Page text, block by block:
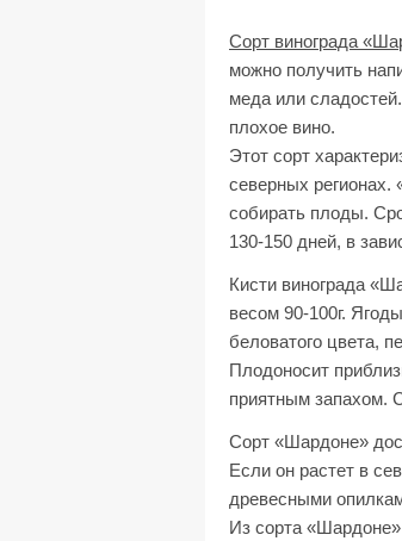
Сорт винограда
можно получить
меда или
плохое вино.
Этот сорт
северных регионах.
собирать плоды.
130-150 дней, в
Кисти винограда
весом 90-100г.
беловатого цвета,
Плодоносит
приятным запахом.
Сорт «Шардоне»
Если он растет в
древесными
Из сорта «Шардоне»